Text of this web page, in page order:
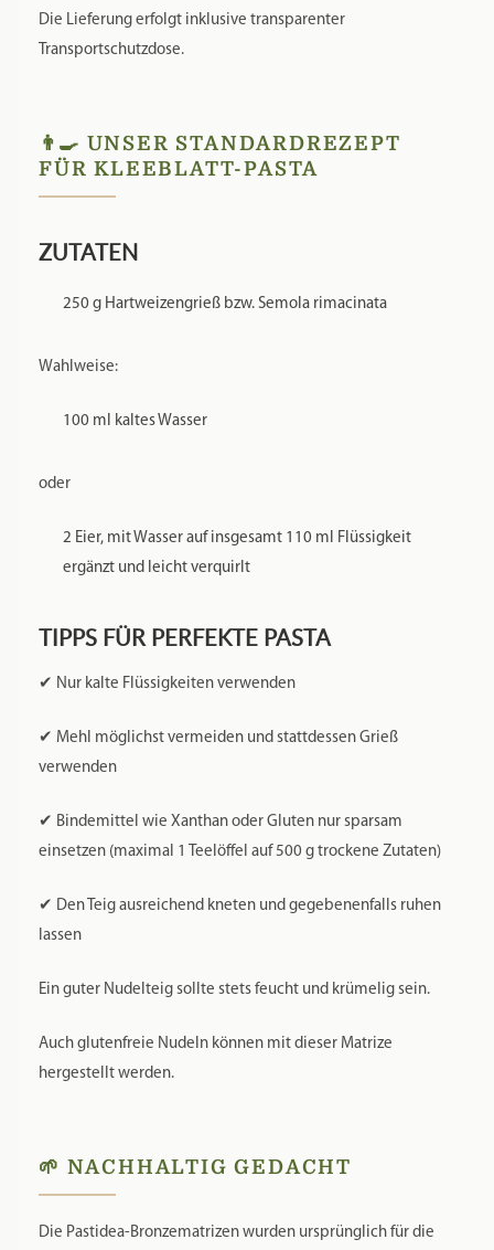
Die Lieferung erfolgt inklusive transparenter
Transportschutzdose.
👨‍🍳 UNSER STANDARDREZEPT
FÜR KLEEBLATT-PASTA
ZUTATEN
250 g Hartweizengrieß bzw. Semola rimacinata
Wahlweise:
100 ml kaltes Wasser
oder
2 Eier, mit Wasser auf insgesamt 110 ml Flüssigkeit
ergänzt und leicht verquirlt
TIPPS FÜR PERFEKTE PASTA
✔ Nur kalte Flüssigkeiten verwenden
✔ Mehl möglichst vermeiden und stattdessen Grieß
verwenden
✔ Bindemittel wie Xanthan oder Gluten nur sparsam
einsetzen (maximal 1 Teelöffel auf 500 g trockene Zutaten)
✔ Den Teig ausreichend kneten und gegebenenfalls ruhen
lassen
Ein guter Nudelteig sollte stets feucht und krümelig sein.
Auch glutenfreie Nudeln können mit dieser Matrize
hergestellt werden.
🌱 NACHHALTIG GEDACHT
Die Pastidea-Bronzematrizen wurden ursprünglich für die